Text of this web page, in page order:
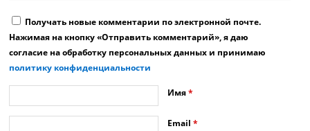
Получать новые комментарии по электронной почте.
Нажимая на кнопку «Отправить комментарий», я даю
согласие на обработку персональных данных и принимаю
политику конфиденциальности
Имя*
Email*